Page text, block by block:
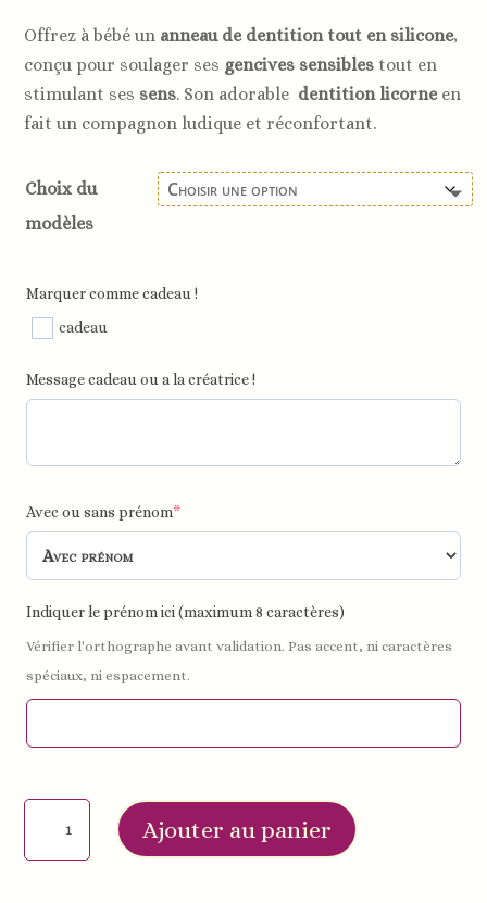
Offrez à bébé un anneau de dentition tout en silicone,
conçu pour soulager ses gencives sensibles tout en
stimulant ses sens. Son adorable dentition licorneen
fait un compagnon ludique et réconfortant.
Choix du
modèles
Marquer comme cadeau !
cadeau
Message cadeau ou a la créatrice !
Avec ou sans prénom*
Indiquer le prénom ici (maximum 8 caractères)
Vérifier l'orthographe avant validation. Pas accent, ni caractères
spéciaux, ni espacement.
Ajouter au panier